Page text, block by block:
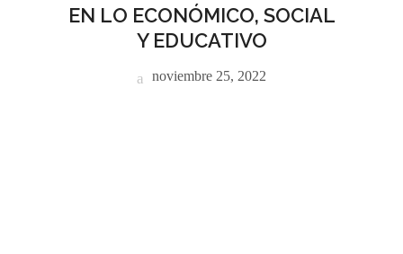
EN LO ECONÓMICO, SOCIAL
Y EDUCATIVO
noviembre 25, 2022